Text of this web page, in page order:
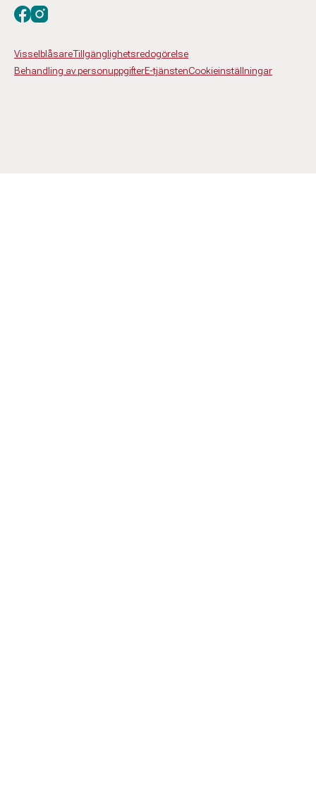
VisselblåsareTillgänglighetsredogörelse
Behandling av personuppgifterE-tjänstenCookieinställningar
Besök oss på facebook
Besök oss på instagram